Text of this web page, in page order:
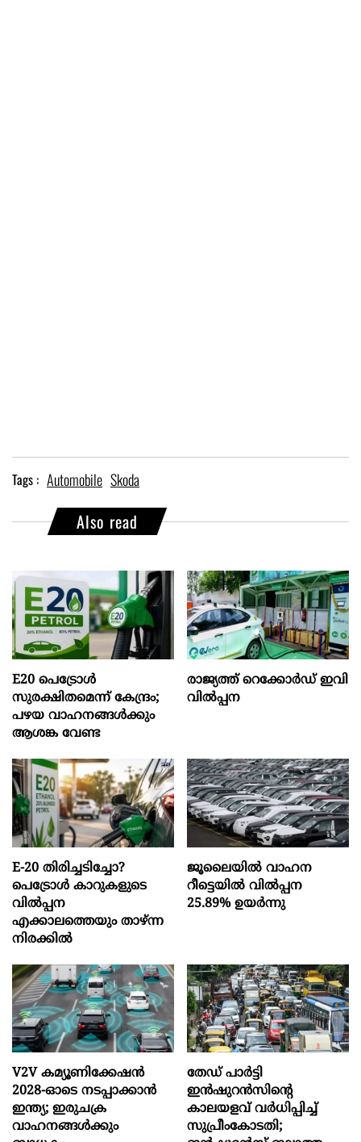
Tags : Automobile Skoda
Also read
E20 പെട്രോൾ
സുരക്ഷിതമെന്ന് കേന്ദ്രം;
പഴയ വാഹനങ്ങൾക്കും
ആശങ്ക വേണ്ട
രാജ്യത്ത് റെക്കോർഡ് ഇവി
വിൽപ്പന
E-20 തിരിച്ചടിച്ചോ?
പെട്രോൾ കാറുകളുടെ
വിൽപ്പന
എക്കാലത്തെയും താഴ്ന്ന
നിരക്കിൽ
ജൂലൈയിൽ വാഹന
റീട്ടെയിൽ വിൽപ്പന
25.89% ഉയർന്നു
V2V കമ്യൂണിക്കേഷൻ
2028-ഓടെ നടപ്പാക്കാൻ
ഇന്ത്യ; ഇരുചക്ര
വാഹനങ്ങൾക്കും
തേഡ് പാർട്ടി
ഇൻഷുറൻസിന്റെ
കാലയളവ് വർധിപ്പിച്ച്
സുപ്രീംകോടതി;